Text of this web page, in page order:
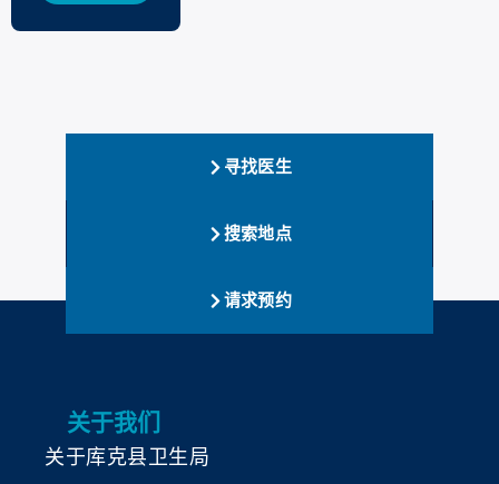
寻找医生
搜索地点
请求预约
关于我们
关于库克县卫生局